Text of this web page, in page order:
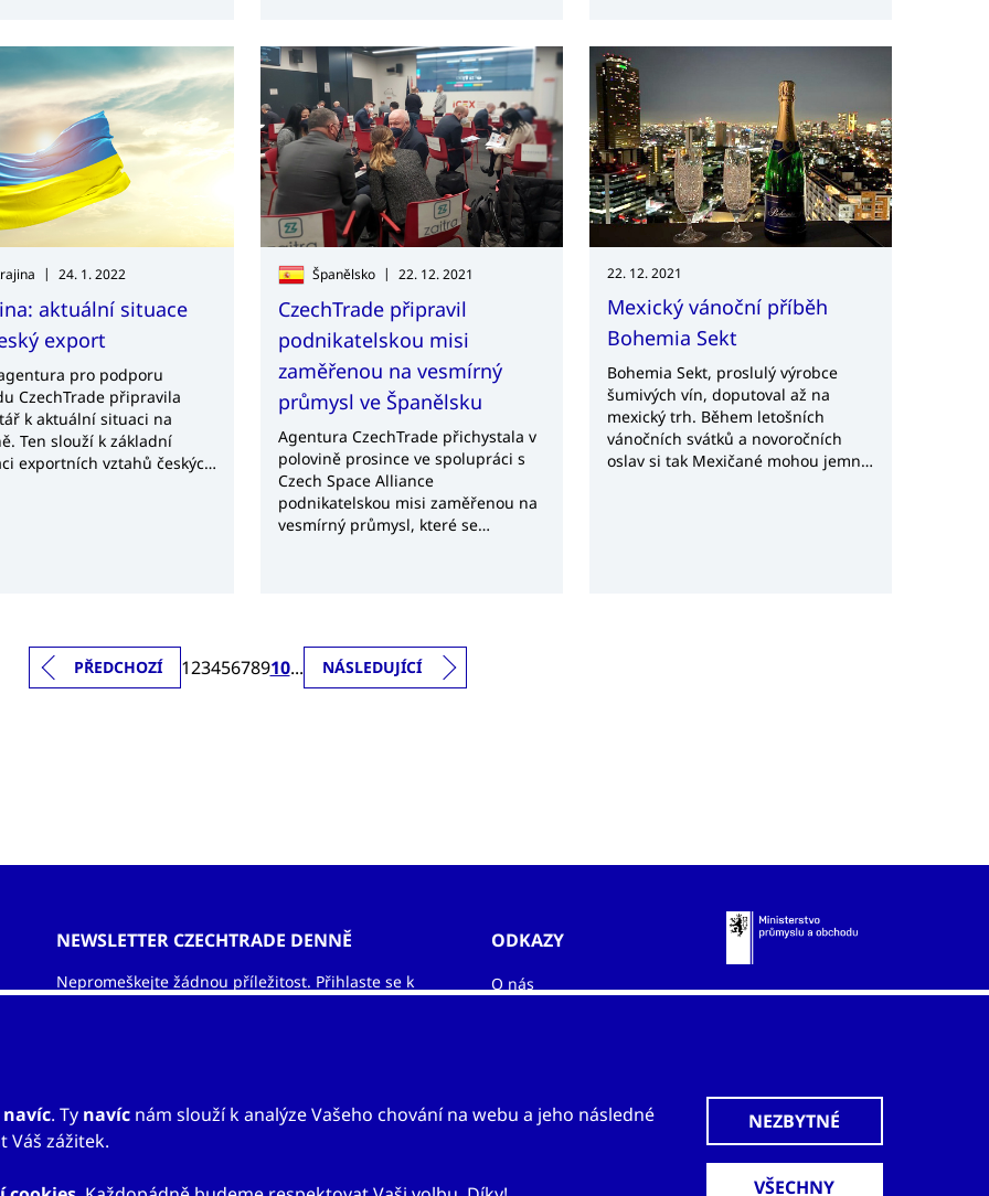
designéra si uvědomuje i
NEUK, která se zabývá
zakázkového čalouněného
pro restaurační zařízení,
koncové zákazníky.
dynamického společenství se
postupně vytvořilo i zázemí
podnikatelských vztahů mezi
krajany a firmami v ČR. O tom, jak
se tyto vztahy rozvíjejí v době
převratných proměn globální
ekonomiky, jsme si povídali s
ředitelkou kanceláře agentury
CzechTrade v Sydney Alicí
Fibigrovou.
firem v této vyspělé zemi na pobřeží
Severního moře hovoříme s
Adamem Jarešem, ředitelem
zahraniční kanceláře CzechTrade
Nizozemsko.
| 24. 1. 2022
aktuální situace
export
pro podporu
CzechTrade připravila
k aktuální situaci na
Ten slouží k základní
exportních vztahů českých
Španělsko | 22. 12. 2021
CzechTrade připravil
podnikatelskou misi
zaměřenou na vesmírný
průmysl ve Španělsku
Agentura CzechTrade přichystala v
polovině prosince ve spolupráci s
Czech Space Alliance
podnikatelskou misi zaměřenou na
vesmírný průmysl, které se
obchodu se na ní podílely i
Ministerstvo dopravy a
22. 12. 2021
Mexický vánoční příběh
Bohemia Sekt
Bohemia Sekt, proslulý výrobce
šumivých vín, doputoval až na
mexický trh. Během letošních
vánočních svátků a novoročních
oslav si tak Mexičané mohou jemně
PŘEDCHOZÍ 12345678910... NÁSLEDUJÍCÍ
NEWSLETTER CZECHTRADE DENNĚ
Nepromeškejte žádnou příležitost. Přihlaste se k
ODEBÍRAT NEWSLETTER
ODKAZY
O nás
navíc. Ty navíc nám slouží k analýze Vašeho chování na webu a jeho následné
Váš zážitek.